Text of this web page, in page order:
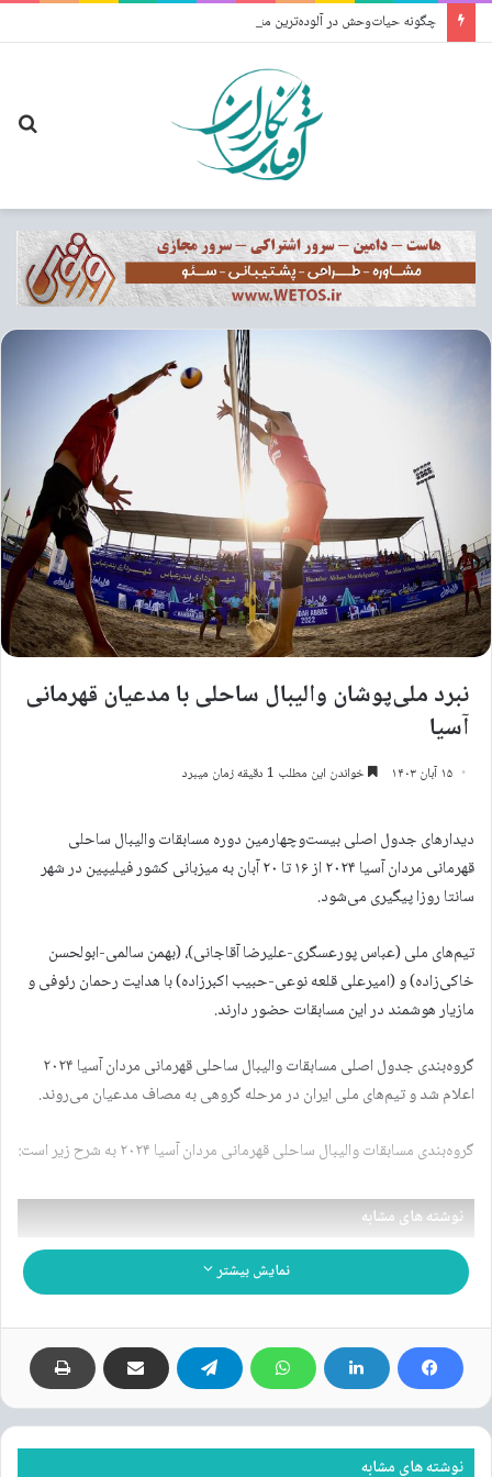
چگونه حیات‌وحش در آلوده‌ترین منطقه جهان شکوفا شد؟
نبرد ملی‌پوشان والیبال ساحلی با مدعیان قهرمانی
آسیا
۱۵ آبان ۱۴۰۳ خواندن این مطلب 1 دقیقه زمان میبرد
دیدارهای جدول اصلی بیست‌وچهارمین دوره مسابقات والیبال ساحلی
قهرمانی مردان آسیا ۲۰۲۴ از ۱۶ تا ۲۰ آبان‌ به میزبانی کشور فیلیپین در شهر
سانتا روزا پیگیری می‌شود.
تیم‌های ملی (عباس پورعسگری-علیرضا آقاجانی)، (بهمن سالمی-ابولحسن
خاکی‌زاده) و (امیرعلی قلعه نوعی-حبیب اکبرزاده) با هدایت رحمان رئوفی و
مازیار هوشمند در این مسابقات حضور دارند.
گروه‌بندی جدول اصلی مسابقات والیبال ساحلی قهرمانی مردان آسیا ۲۰۲۴
اعلام شد و تیم‌های ملی ایران در مرحله گروهی به مصاف مدعیان می‌روند.
گروه‌بندی مسابقات والیبال ساحلی قهرمانی مردان آسیا ۲۰۲۴ به شرح زیر است:
نوشته های مشابه
فهرست مراکز و پایگاه‌های
واکسیناسیون کووید۱۹ در تهران اعلام
شد
۲۸ تیر ۱۴۰۱
چطور نام فونت را از روی عکس آن
تشخیص دهیم؟
نمایش بیشتر
نوشته های مشابه